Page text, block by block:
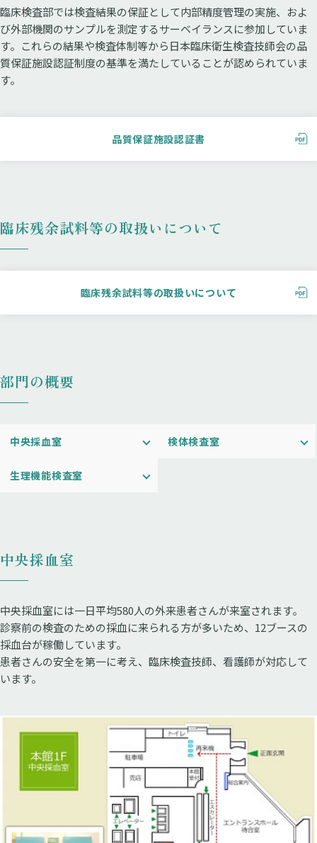
臨床検査部では検査結果の保証として内部精度管理の実施、およ
び外部機関のサンプルを測定するサーベイランスに参加していま
す。これらの結果や検査体制等から日本臨床衛生検査技師会の品
質保証施設認証制度の基準を満たしていることが認められていま
す。
品質保証施設認証書
臨床残余試料等の取扱いについて
臨床残余試料等の取扱いについて
部門の概要
中央採血室 検体検査室
生理機能検査室
中央採血室
中央採血室には一日平均580人の外来患者さんが来室されます。
診察前の検査のための採血に来られる方が多いため、12ブースの
採血台が稼働しています。
患者さんの安全を第一に考え、臨床検査技師、看護師が対応して
います。